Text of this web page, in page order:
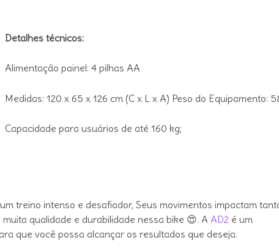
Detalhes técnicos:
Alimentação painel: 4 pilhas AA
Medidas: 120 x 65 x 126 cm (C x L x A) Peso do Equipamento:
Capacidade para usuários de até 160 kg;
treino intenso e desafiador, Seus movimentos impactam
qualidade e durabilidade nessa bike 😍. A AD2 é um
que você possa alcançar os resultados que deseja.